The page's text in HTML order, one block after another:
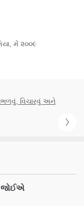
મેં ૨૦૦૯
વિચારવું અને
જોઈએ